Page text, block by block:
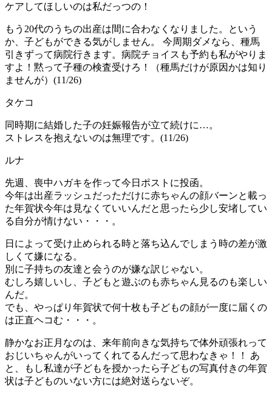
ケアしてほしいのは私だっつの！
もう20代のうちの出産は間に合わなくなりました。という
か、子どもができる気がしません。 今周期ダメなら、種馬
引きずって病院行きます。病院チョイスも予約も私がやりま
すよ！黙って子種の検査受けろ！（種馬だけが原因かは知り
ませんが）(11/26)
タケコ
同時期に結婚した子の妊娠報告が立て続けに…。
ストレスを抱えないのは無理です。(11/26)
ルナ
先週、喪中ハガキを作って今日ポストに投函。
今年は出産ラッシュだっただけに赤ちゃんの顔バーンと載っ
た年賀状今年は見なくていいんだと思ったら少し安堵してい
る自分が情けない・・・。
日によって受け止められる時と落ち込んでしまう時の差が激
しくて嫌になる。
別に子持ちの友達と会うのが嫌な訳じゃない。
むしろ嬉しいし、子どもと遊ぶのも赤ちゃん見るのも楽しい
んだ。
でも、やっぱり年賀状で何十枚も子どもの顔が一度に届くの
は正直ヘコむ・・・。
静かなお正月なのは、来年前向きな気持ちで体外頑張れって
おじいちゃんがいってくれてるんだって思わなきゃ！！ あ
と、もし私達が子どもを授かったら子どもの写真付きの年賀
状は子どものいない方には絶対送らないぞ。